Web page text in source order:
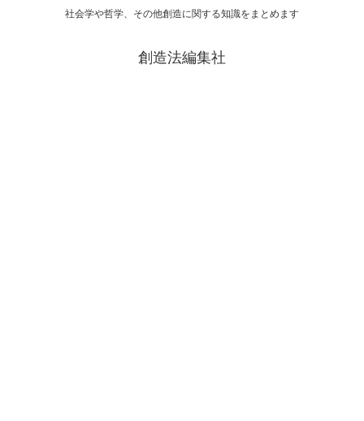
社会学や哲学、その他創造に関する知識をまとめます
創造法編集社